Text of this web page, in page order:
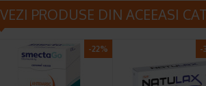
VEZI PRODUSE DIN ACEEASI
-22% -